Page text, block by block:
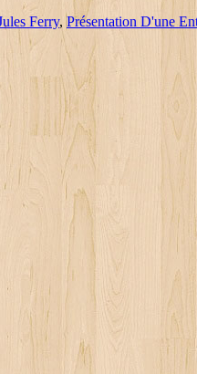
Ferry, Présentation D'une